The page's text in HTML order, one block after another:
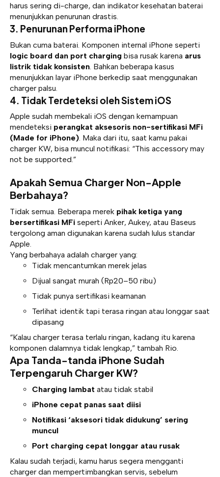
harus sering di-charge, dan indikator kesehatan baterai
menunjukkan penurunan drastis.
3. Penurunan Performa iPhone
Bukan cuma baterai. Komponen internal iPhone seperti
logic board dan port charging bisa rusak karena arus
listrik tidak konsisten . Bahkan beberapa kasus
menunjukkan layar iPhone berkedip saat menggunakan
charger palsu.
4. Tidak Terdeteksi oleh Sistem iOS
Apple sudah membekali iOS dengan kemampuan
mendeteksi perangkat aksesoris non-sertifikasi MFi
(Made for iPhone). Maka dari itu, saat kamu pakai
charger KW, bisa muncul notifikasi: “This accessory may
not be supported.”
Apakah Semua Charger Non-Apple
Berbahaya?
Tidak semua. Beberapa merek pihak ketiga yang
bersertifikasi MFi seperti Anker, Aukey, atau Baseus
tergolong aman digunakan karena sudah lulus standar
Apple.
Yang berbahaya adalah charger yang:
Tidak mencantumkan merek jelas
Dijual sangat murah (Rp20–50 ribu)
Tidak punya sertifikasi keamanan
Terlihat identik tapi terasa ringan atau longgar saat
dipasang
“Kalau charger terasa terlalu ringan, kadang itu karena
komponen dalamnya tidak lengkap,” tambah Rio.
Apa Tanda-tanda iPhone Sudah
Terpengaruh Charger KW?
Charging lambat atau tidak stabil
iPhone cepat panas saat diisi
Notifikasi ‘aksesori tidak didukung’ sering
muncul
Port charging cepat longgar atau rusak
Kalau sudah terjadi, kamu harus segera mengganti
charger dan mempertimbangkan servis, sebelum